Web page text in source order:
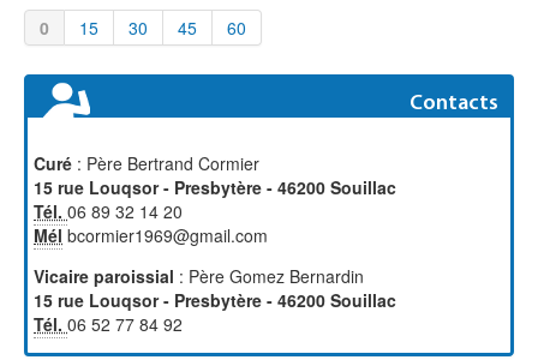
0 15 30 45 60
Contacts
Curé : Père Bertrand Cormier
15 rue Louqsor - Presbytère - 46200 Souillac
Tél. 06 89 32 14 20
Mél bcormier1969@gmail.com
Vicaire paroissial : Père Gomez Bernardin
15 rue Louqsor - Presbytère - 46200 Souillac
Tél. 06 52 77 84 92